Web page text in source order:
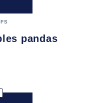
pandas